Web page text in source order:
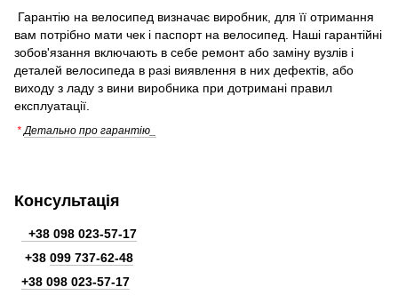
Гарантію на велосипед визначає виробник, для її отримання
вам потрібно мати чек і паспорт на велосипед. Наші гарантійні
зобов'язання включають в себе ремонт або заміну вузлів і
деталей велосипеда в разі виявлення в них дефектів, або
виходу з ладу з вини виробника при дотримані правил
експлуатації.
* Детально про гарантію_
Консультація
+38 098 023-57-17
+38 099 737-62-48
+38 098 023-57-17